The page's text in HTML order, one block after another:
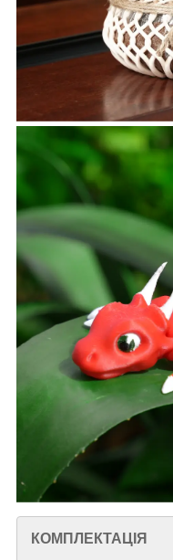
КОМПЛЕКТАЦІЯ